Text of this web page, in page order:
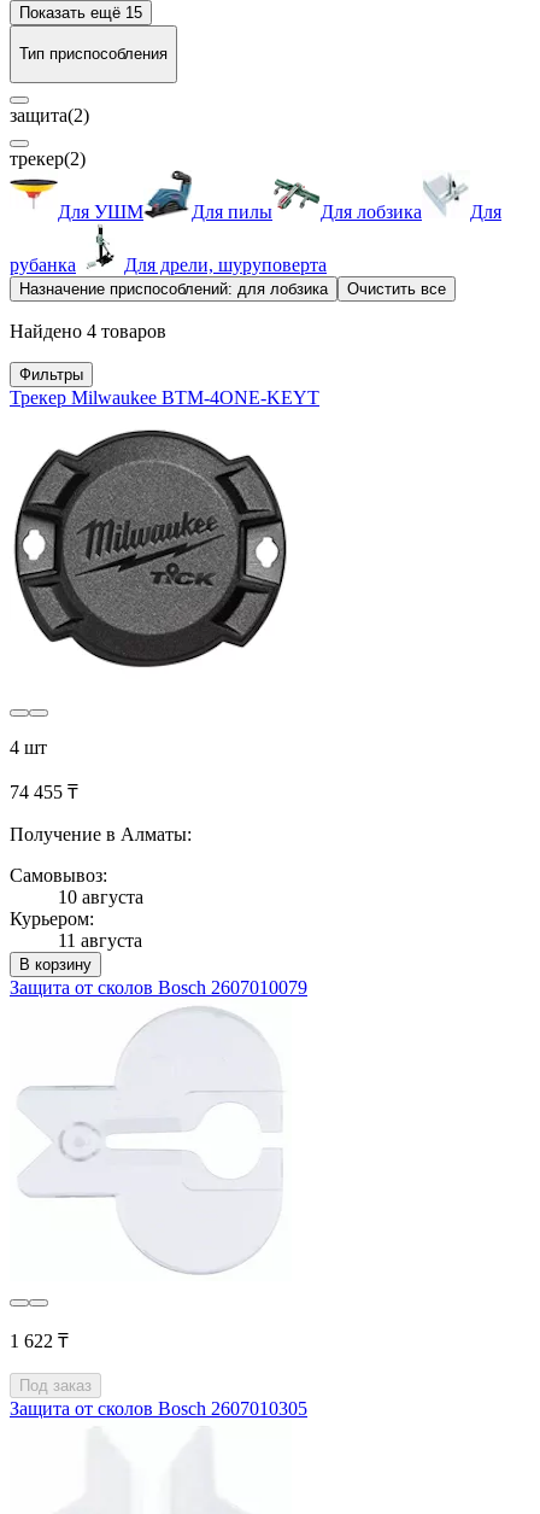
Показать ещё 15
Тип приспособления
защита(2)
трекер(2)
Для УШМ Для пилы Для лобзика Для
рубанка Для дрели, шуруповерта
Назначение приспособлений: для лобзика Очистить все
Найдено 4 товаров
Фильтры
Трекер Milwaukee BTM-4ONE-KEYТ
4 шт
74 455 ₸
Получение в Алматы:
Самовывоз:
10 августа
Курьером:
11 августа
В корзину
Защита от сколов Bosch 2607010079
1 622 ₸
Под заказ
Защита от сколов Bosch 2607010305